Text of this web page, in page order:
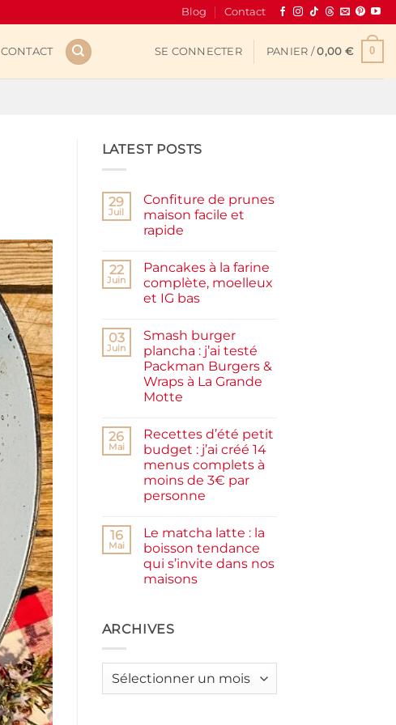
Blog Contact
CONTACT SE CONNECTER PANIER /0,00 € 0
LATEST POSTS
29
Juil
Confiture de prunes
maison facile et
rapide
sur
Confiture
de
prunes
et
rapide
22
Juin
Pancakes à la farine
complète, moelleux
et IG bas
sur
Pancakes
à
la
farine
complète,
moelleux
bas
03
Juin
Smash burger
plancha : j’ai testé
Packman Burgers &
Wraps à La Grande
Motte
sur
Smash
burger
plancha :
j’ai
testé
Packman
à
La
Grande
Motte
26
Mai
Recettes d’été petit
budget : j’ai créé 14
menus complets à
moins de 3€ par
personne
sur
Recettes
d’été
petit
budget
menus
complets
3€
16
Mai
Le matcha latte : la
boisson tendance
qui s’invite dans nos
maisons
Le
matcha
boisson
ARCHIVES
Archives